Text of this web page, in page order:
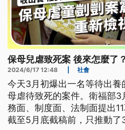
保母兒虐致死案 後來怎麼了
2024/6/17 12:48 社會
今天3月初爆出一名等待出養
母虐待致死的案件。衛福部3
務面、制度面、法制面提出
截至5月底截稿前，只推動了